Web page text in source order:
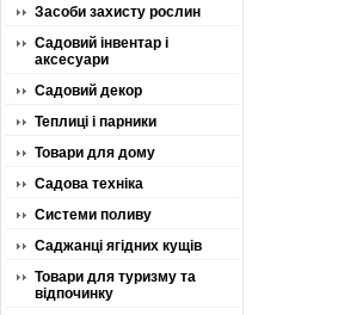
Засоби захисту рослин
Садовий інвентар і
аксесуари
Садовий декор
Теплиці і парники
Товари для дому
Садова техніка
Системи поливу
Саджанці ягідних кущів
Товари для туризму та
відпочинку